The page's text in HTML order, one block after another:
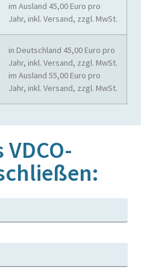
im Ausland 45,00 Euro pro
Jahr, inkl. Versand, zzgl. MwSt.
in Deutschland 45,00 Euro pro
Jahr, inkl. Versand, zzgl. MwSt.
im Ausland 55,00 Euro pro
Jahr, inkl. Versand, zzgl. MwSt.